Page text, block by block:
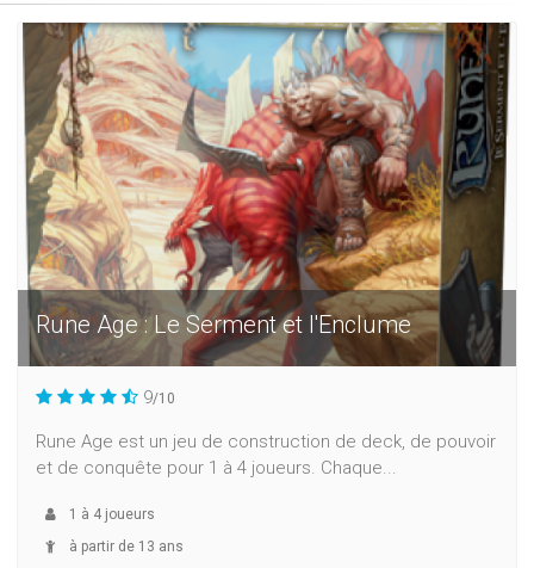
Rune Age : Le Serment et l'Enclume
9/10
Rune Age est un jeu de construction de deck, de pouvoir
et de conquête pour 1 à 4 joueurs. Chaque...
1 à 4 joueurs
à partir de 13 ans